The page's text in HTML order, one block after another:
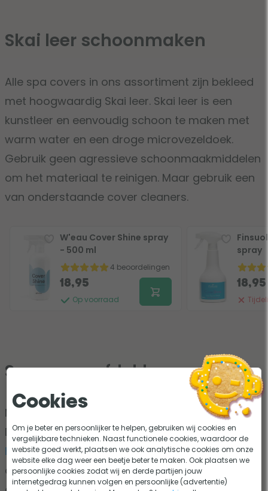
Skai leer schoonmaken
Alle spa covers in ons assortiment zijn bekleed
met hoogwaardig Skai leer. Skai leer is een
kunstleer en eenvoudig schoon te maken met
warm water en een droge microvezeldoek.
Gebruik geen agressieve schoonmaakmiddelen
om het materiaal te reinigen. Maar gebruik een
van onderstaande cover cleaners.
W'eau Cover Shine spray
- 500 ml
4 beoordelingen
Op voorraad
18,95
spray
18,95
Spa cover afdekken
Maak je langere tijd geen gebruik van je spa?
Dek je spa cover dan af met eenspa cover
hoes. De afdekhoes zorgt ervoor dat de spa
cover beschermt is tegen vogelpoep, viezigheid
Cookies
Om je beter en persoonlijker te helpen, gebruiken wij cookies en
vergelijkbare technieken. Naast functionele cookies, waardoor de
website goed werkt, plaatsen we ook analytische cookies om onze
website elke dag weer een beetje beter te maken. Ook plaatsen we
persoonlijke cookies zodat wij en derde partijen jouw
internetgedrag kunnen volgen en persoonlijke (advertentie)